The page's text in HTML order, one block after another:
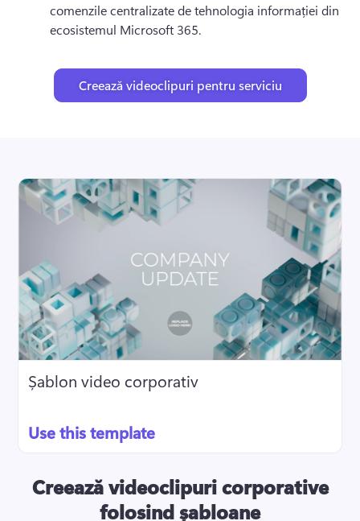
comenzile centralizate de tehnologia informației din
ecosistemul Microsoft 365.
Creează videoclipuri pentru serviciu
Creează videoclipuri corporative
folosind șabloane
Șablon video corporativ
Use this template